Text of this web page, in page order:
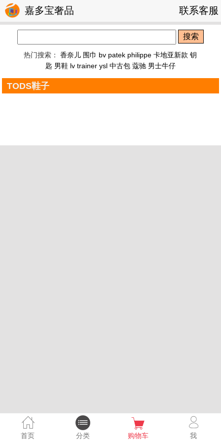
嘉多宝奢品 联系客服
搜索
热门搜索：香奈儿 围巾 bv patek philippe 卡地亚新款 钥
匙 男鞋 lv trainer ysl 中古包 蔻驰 男士牛仔
TODS鞋子
首页 分类 购物车 我